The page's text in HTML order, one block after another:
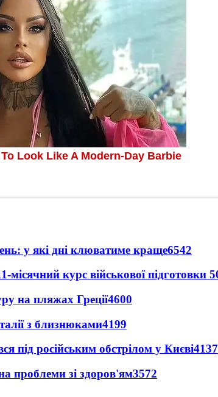
у які дні клюватиме краще6542
місячний курс військової підготовки
на пляжах Греції4600
з близнюками4199
під російським обстрілом у Києві4137
проблеми зі здоров'ям3572